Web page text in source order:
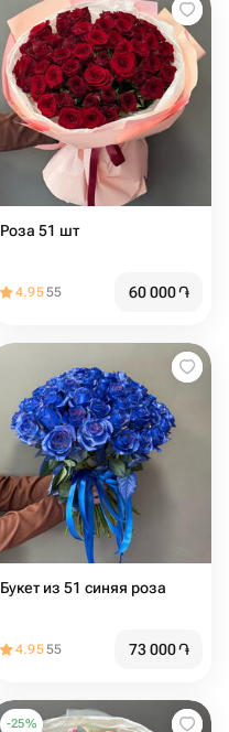
Роза 51 шт ️
4.9555 60 000֏
Букет из 51 синяя роза
4.9555 73 000֏
-25%